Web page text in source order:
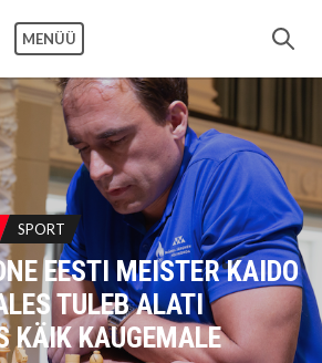
MENÜÜ
SPORT
EESTI MEISTER KAIDO
TULEB ALATI
KÄIK KAUGEMALE